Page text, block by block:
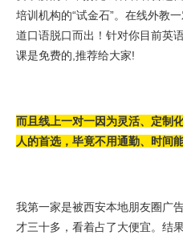
培训机构的“试金石”。在线外教
道口语脱口而出！针对你目前英
课是免费的,推荐给大家!
而且线上一对一因为灵活、定制
人的首选，毕竟不用通勤、时间
我第一家是被西安本地朋友圈广
才三十多，看着占了大便宜。结